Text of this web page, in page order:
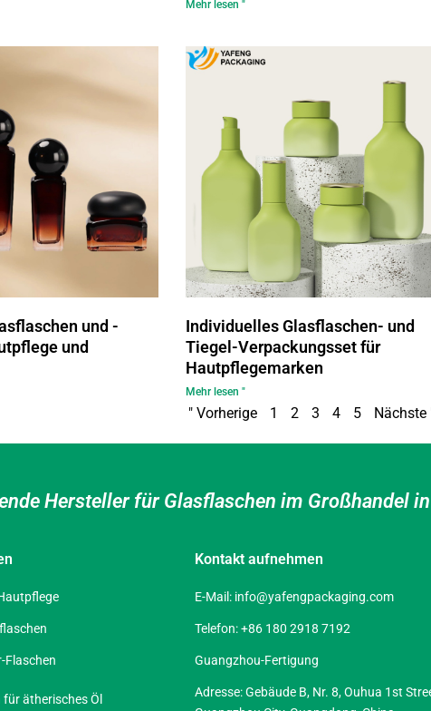
Mehr lesen "
und -
und
Individuelles Glasflaschen- und
Tiegel-Verpackungsset für
Hautpflegemarken
Mehr lesen "
" Vorherige 1 2 3 4 5 Nächste
Hersteller für Glasflaschen im Großhandel
Flaschen
ätherisches Öl
Kontakt aufnehmen
E-Mail: info@yafengpackaging.com
Telefon: +86 180 2918 7192
Guangzhou-Fertigung
Adresse: Gebäude B, Nr. 8, Ouhua 1st